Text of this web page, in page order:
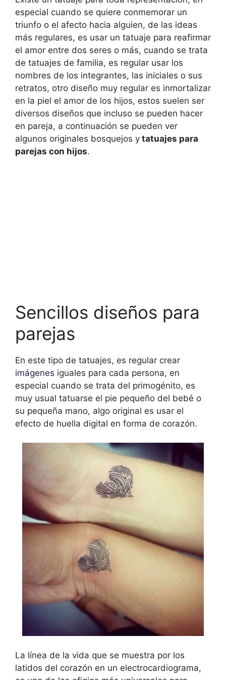
especial cuando se quiere conmemorar un
triunfo o el afecto hacia alguien, de las ideas
más regulares, es usar un tatuaje para reafirmar
el amor entre dos seres o más, cuando se trata
de tatuajes de familia, es regular usar los
nombres de los integrantes, las iniciales o sus
retratos, otro diseño muy regular es inmortalizar
en la piel el amor de los hijos, estos suelen ser
diversos diseños que incluso se pueden hacer
en pareja, a continuación se pueden ver
algunos originales bosquejos y tatuajes para
parejas con hijos.
Sencillos diseños para
parejas
En este tipo de tatuajes, es regular crear
imágenes iguales para cada persona, en
especial cuando se trata del primogénito, es
muy usual tatuarse el pie pequeño del bebé o
su pequeña mano, algo original es usar el
efecto de huella digital en forma de corazón.
La línea de la vida que se muestra por los
latidos del corazón en un electrocardiograma,